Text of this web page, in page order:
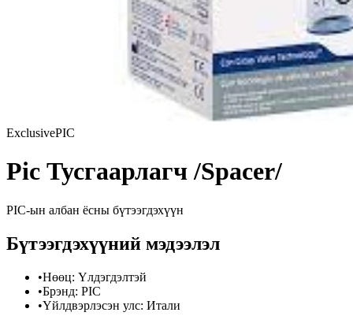
ExclusivePIC
Pic Тусгаарлагч /Spacer/
PIC-ын албан ёсны бүтээгдэхүүн
Бүтээгдэхүүний мэдээлэл
•Нөөц: Үлдэгдэлтэй
•Брэнд: PIC
•Үйлдвэрлэсэн улс: Итали